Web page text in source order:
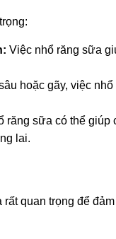
Việc nhổ răng sữa
hoặc gãy, việc
răng sữa có thể giúp
lai.
quan trọng để